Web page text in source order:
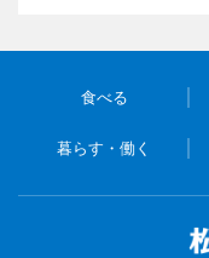
食べる
暮らす・働く